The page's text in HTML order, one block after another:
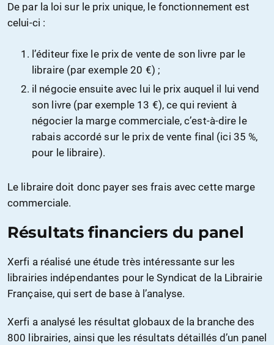
De par la loi sur le prix unique, le fonctionnement est
celui-ci :
l’éditeur fixe le prix de vente de son livre par le
libraire (par exemple 20 €) ;
il négocie ensuite avec lui le prix auquel il lui vend
son livre (par exemple 13 €), ce qui revient à
négocier la marge commerciale, c’est-à-dire le
rabais accordé sur le prix de vente final (ici 35 %,
pour le libraire).
Le libraire doit donc payer ses frais avec cette marge
commerciale.
Résultats financiers du panel
Xerfi a réalisé une étude très intéressante sur les
librairies indépendantes pour le Syndicat de la Librairie
Française, qui sert de base à l’analyse.
Xerfi a analysé les résultat globaux de la branche des
800 librairies, ainsi que les résultats détaillés d’un panel